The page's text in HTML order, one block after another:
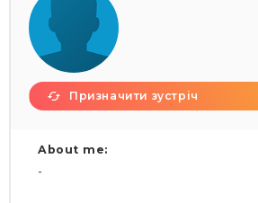
Призначити зустріч
About me:
-